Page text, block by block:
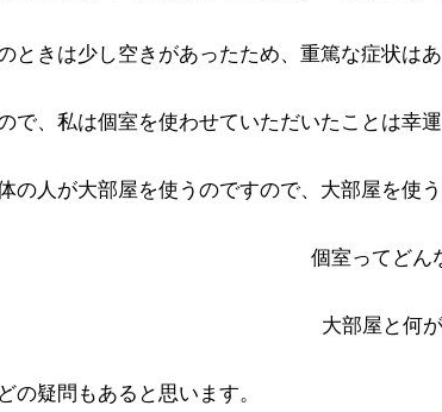
ときは少し空きがあったため、重篤な症状は
で、私は個室を使わせていただいたことは幸
の人が大部屋を使うのですので、大部屋を使
個室ってどん
大部屋と何
の疑問もあると思います。